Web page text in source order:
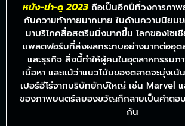
หนัง-น่า-ดู 2023ถือเป็นอีกปีที่วงการภา
กับความท้าทายมากมาย ในด้านความนิยม
มาบริโภคสื่อสตรีมมิ่งมากขึ้น โลกของโซเ
แพลตฟอร์มที่ส่งผลกระทบอย่างมากต่ออุต
และธุรกิจ สิ่งนี้ทำให้ผู้คนในอุตสาหกรรม
เนื้อหา และแม้ว่าแนวโน้มของตลาดจะมุ่งเ
เปอร์ฮีโร่จากบริษัทยักษ์ใหญ่ เช่น Marvel
ของภาพยนตร์สยองขวัญก็กลายเป็นคำตอ
กัน